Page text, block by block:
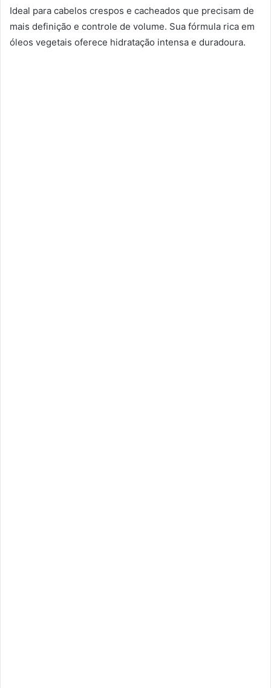
Ideal para cabelos crespos e cacheados que precisam de
mais definição e controle de volume. Sua fórmula rica em
óleos vegetais oferece hidratação intensa e duradoura.